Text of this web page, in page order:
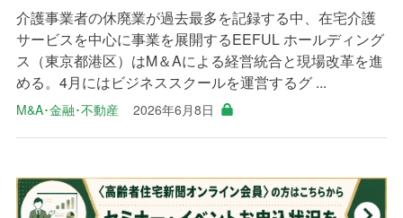
介護事業者の休廃業が過去最多を記録する中、在宅介護
サービスを中心に事業を展開するEEFUL ホールディング
ス（東京都港区）はM＆Aによる経営統合と現場改革を進
める。4月にはビジネススクールを運営するグ ...
M&A･金融･不動産 2026年6月8日